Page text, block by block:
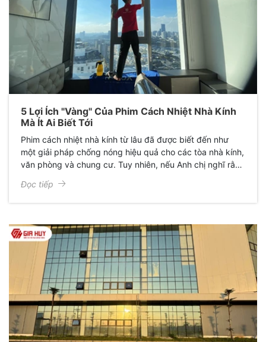
5 Lợi Ích "Vàng" Của Phim Cách Nhiệt Nhà Kính
Mà Ít Ai Biết Tới
Phim cách nhiệt nhà kính từ lâu đã được biết đến như
một giải pháp chống nóng hiệu quả cho các tòa nhà kính,
văn phòng và chung cư. Tuy nhiên, nếu Anh chị nghĩ rằng
bỏ qua hơn 70% giá trị thực sự của nó. Bài viết này sẽ bật
mí 5 lợi ích "vàng" của phim cách nhiệt nhà kính mà rất ít
và tiết kiệm ngân sách một cách thông minh.
Đọc tiếp